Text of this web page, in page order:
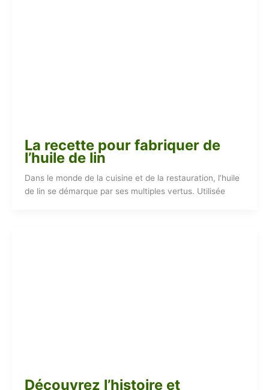
La recette pour fabriquer de
l’huile de lin
Dans le monde de la cuisine et de la restauration, l’huile
de lin se démarque par ses multiples vertus. Utilisée
Découvrez l’histoire et